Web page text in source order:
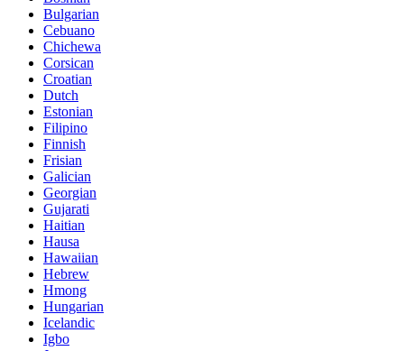
Bulgarian
Cebuano
Chichewa
Corsican
Croatian
Dutch
Estonian
Filipino
Finnish
Frisian
Galician
Georgian
Gujarati
Haitian
Hausa
Hawaiian
Hebrew
Hmong
Hungarian
Icelandic
Igbo